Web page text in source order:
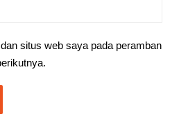
situs web saya pada peramban